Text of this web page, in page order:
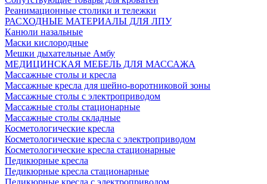
Реанимационные столики и тележки
РАСХОДНЫЕ МАТЕРИАЛЫ ДЛЯ ЛПУ
Канюли назальные
Маски кислородные
Мешки дыхательные Амбу
МЕДИЦИНСКАЯ МЕБЕЛЬ ДЛЯ МАССАЖА
Массажные столы и кресла
Массажные кресла для шейно-воротниковой зоны
Массажные столы с электроприводом
Массажные столы стационарные
Массажные столы складные
Косметологические кресла
Косметологические кресла с электроприводом
Косметологические кресла стационарные
Педикюрные кресла
Педикюрные кресла стационарные